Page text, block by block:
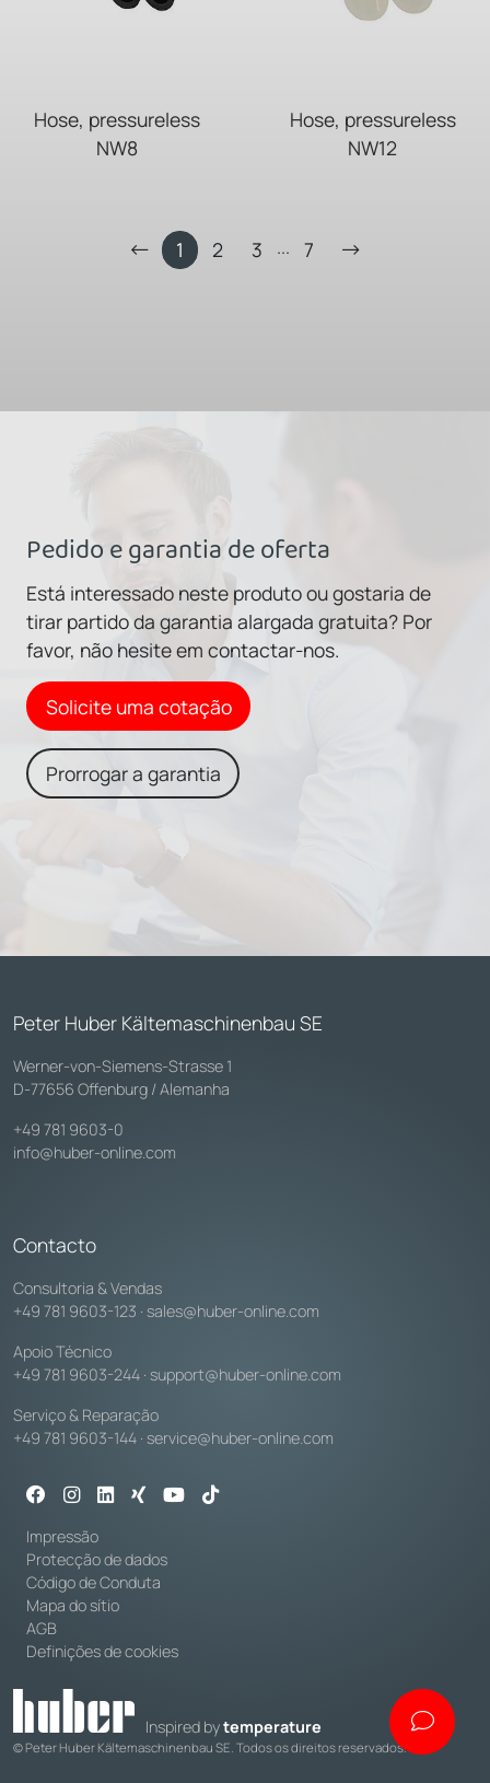
Hose, pressureless
NW8
Hose, pressureless
NW12
1 2 3 ... 7
Pedido e garantia de oferta
Está interessado neste produto ou gostaria de
tirar partido da garantia alargada gratuita? Por
favor, não hesite em contactar-nos.
Solicite uma cotação
Prorrogar a garantia
Peter Huber Kältemaschinenbau SE
Werner-von-Siemens-Strasse 1
D-77656 Offenburg / Alemanha
+49 781 9603-0
info@huber-online.com
Contacto
Consultoria & Vendas
+49 781 9603-123 · sales@huber-online.com
Apoio Técnico
+49 781 9603-244 · support@huber-online.com
Serviço & Reparação
+49 781 9603-144 · service@huber-online.com
Impressão
Protecção de dados
Código de Conduta
Mapa do sítio
AGB
Definições de cookies
Inspired bytemperature
© Peter Huber Kältemaschinenbau SE. Todos os direitos reservados.